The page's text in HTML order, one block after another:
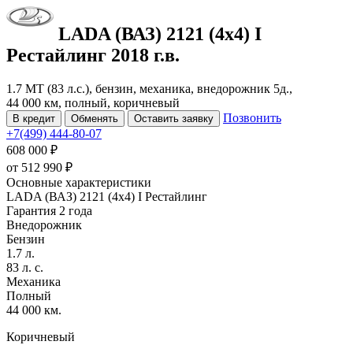
LADA (ВАЗ) 2121 (4x4) I
Рестайлинг 2018 г.в.
1.7 MT (83 л.с.), бензин, механика, внедорожник 5д.,
44 000 км, полный, коричневый
В кредит Обменять Оставить заявку
Позвонить
+7(499) 444-80-07
608 000 ₽
от 512 990 ₽
Основные характеристики
LADA (ВАЗ) 2121 (4x4) I Рестайлинг
Гарантия 2 года
Внедорожник
Бензин
1.7 л.
83 л. с.
Механика
Полный
44 000 км.
Коричневый